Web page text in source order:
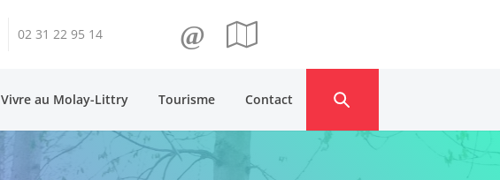
02 31 22 95 14 @
Vivre au Molay-Littry Tourisme Contact